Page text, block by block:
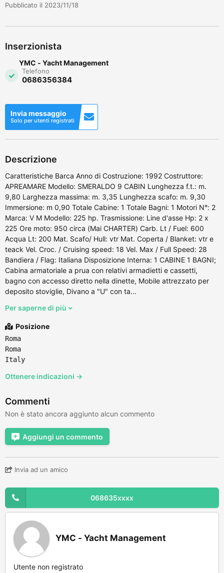
Pubblicato il 2023/11/18
Inserzionista
YMC - Yacht Management
Telefono
0686356384
Invia messaggio
Solo per utenti registrati
Descrizione
Caratteristiche Barca Anno di Costruzione: 1992 Costruttore:
APREAMARE Modello: SMERALDO 9 CABIN Lunghezza f.t.: m.
9,80 Larghezza massima: m. 3,35 Lunghezza scafo: m. 9,30
Immersione: m 0,90 Totale Cabine: 1 Totale Bagni: 1 Motori N°: 2
Marca: V M Modello: 225 hp. Trasmissione: Line d'asse Hp: 2 x
225 Ore moto: 950 circa (Mai CHARTER) Carb. Lt / Fuel: 600
Acqua Lt: 200 Mat. Scafo/ Hull: vtr Mat. Coperta / Blanket: vtr e
teack Vel. Croc. / Cruising speed: 18 Vel. Max / Full Speed: 28
Bandiera / Flag: Italiana Disposizione Interna: 1 CABINE 1 BAGNI;
Cabina armatoriale a prua con relativi armadietti e cassetti,
bagno con accesso diretto nella dinette, Mobile attrezzato per
deposito stoviglie, Divano a "U" con ta...
Per saperne di più
Posizione
Roma
Roma
Italy
Ottenere indicazioni →
Commenti
Non è stato ancora aggiunto alcun commento
Aggiungi un commento
Invia ad un amico
068635xxxx
YMC - Yacht Management
Utente non registrato